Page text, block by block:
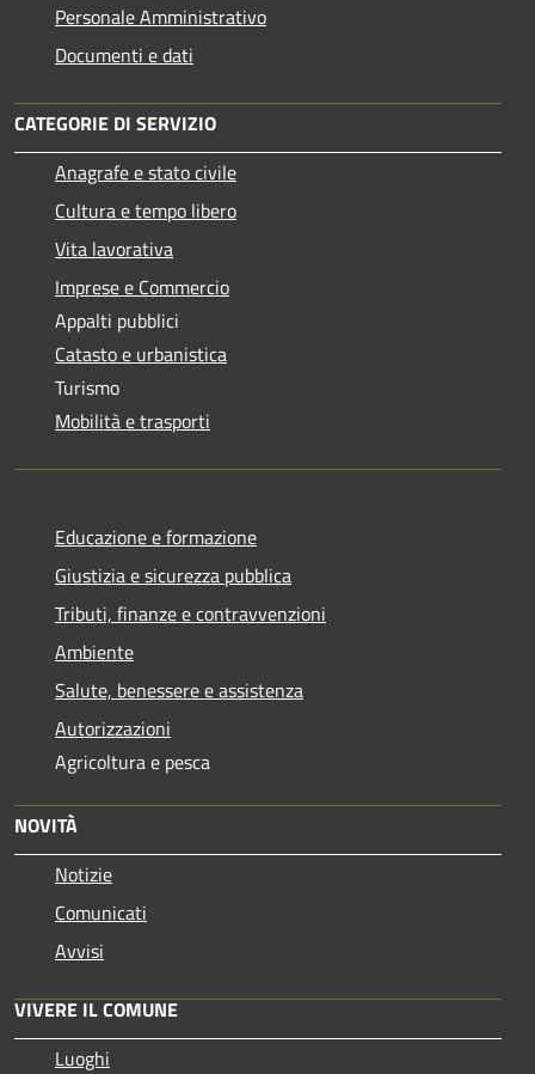
Personale Amministrativo
Documenti e dati
CATEGORIE DI SERVIZIO
Anagrafe e stato civile
Cultura e tempo libero
Vita lavorativa
Imprese e Commercio
Appalti pubblici
Catasto e urbanistica
Turismo
Mobilità e trasporti
Educazione e formazione
Giustizia e sicurezza pubblica
Tributi, finanze e contravvenzioni
Ambiente
Salute, benessere e assistenza
Autorizzazioni
Agricoltura e pesca
NOVITÀ
Notizie
Comunicati
Avvisi
VIVERE IL COMUNE
Luoghi